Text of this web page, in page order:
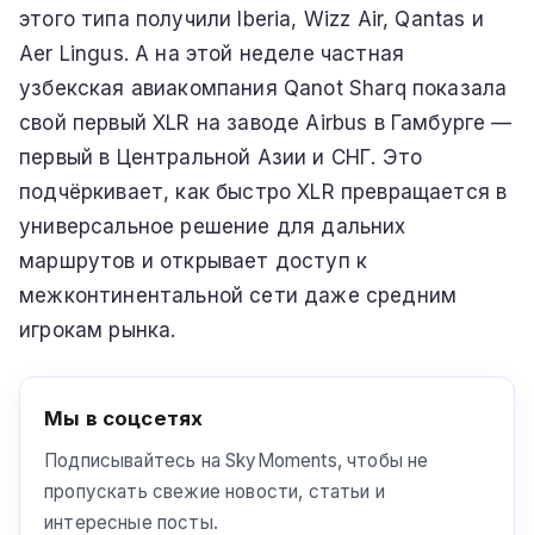
этого типа получили Iberia, Wizz Air, Qantas и
Aer Lingus. А на этой неделе частная
узбекская авиакомпания Qanot Sharq показала
свой первый XLR на заводе Airbus в Гамбурге —
первый в Центральной Азии и СНГ. Это
подчёркивает, как быстро XLR превращается в
универсальное решение для дальних
маршрутов и открывает доступ к
межконтинентальной сети даже средним
игрокам рынка.
Мы в соцсетях
Подписывайтесь на SkyMoments, чтобы не
пропускать свежие новости, статьи и
интересные посты.